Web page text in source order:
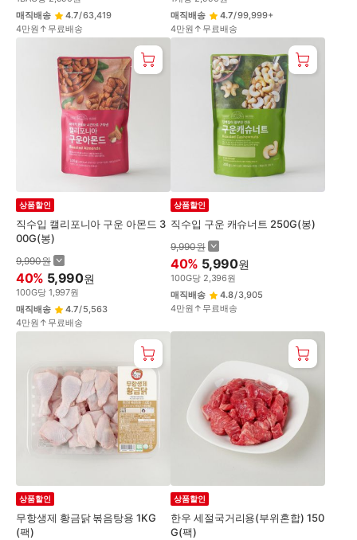
매직배송
4.7/63,419
4만원↑무료배송
매직배송
4.7/99,999+
4만원↑무료배송
직수입 캘리포니아 구운 아몬드 3
00G(봉)
상품할인
9,990원
40% 5,990원
100G당 1,997원
매직배송
4.7/5,563
4만원↑무료배송
직수입 구운 캐슈너트 250G(봉)
상품할인
9,990원
40% 5,990원
100G당 2,396원
매직배송
4.8/3,905
4만원↑무료배송
무항생제 황금닭 볶음탕용 1KG
(팩)
상품할인
한우 세절국거리용(부위혼합) 150
G(팩)
상품할인